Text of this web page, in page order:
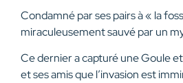
Condamné par ses pairs à « la
miraculeusement sauvé par un
Ce dernier a capturé une Goule
et ses amis que l’invasion est